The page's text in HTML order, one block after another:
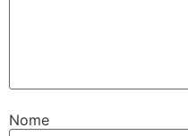
Nome